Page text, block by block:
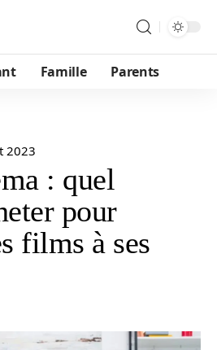
Famille Parents
2023
: quel
pour
films à ses